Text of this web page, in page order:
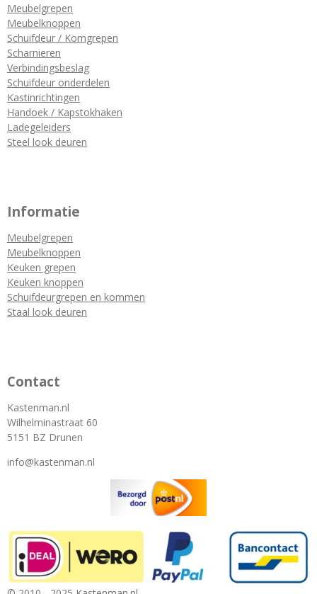
Meubelgrepen
Meubelknoppen
Schuifdeur / Komgrepen
Scharnieren
Verbindingsbeslag
Schuifdeur onderdelen
Kastinrichtingen
Handoek / Kapstokhaken
Ladegeleiders
Steel look deuren
Informatie
Meubelgrepen
Meubelknoppen
Keuken grepen
Keuken knoppen
Schuifdeurgrepen en kommen
Staal look deuren
Contact
Kastenman.nl
Wilhelminastraat 60
5151 BZ Drunen
info@kastenman.nl